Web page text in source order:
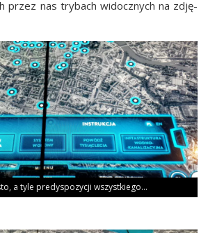
przez nas try­bach widocz­nych na zdję­
a tyle pre­dys­po­zy­cji wszystkiego…